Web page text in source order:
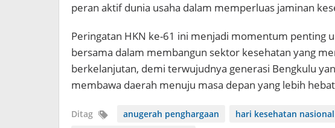
peran aktif dunia usaha dalam memperluas jaminan
Peringatan HKN ke-61 ini menjadi momentum penting
bersama dalam membangun sektor kesehatan yang
berkelanjutan, demi terwujudnya generasi Bengkulu
membawa daerah menuju masa depan yang lebih
Ditag anugerah penghargaan hari kesehatan nasional